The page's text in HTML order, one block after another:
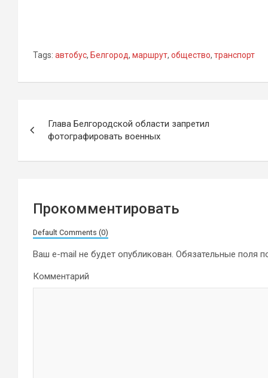
Tags: автобус, Белгород, маршрут, общество, транспорт
по
записям
Глава Белгородской области запретил
фотографировать военных
Прокомментировать
Default Comments (0)
Ваш e-mail не будет опубликован. Обязательные поля
Комментарий